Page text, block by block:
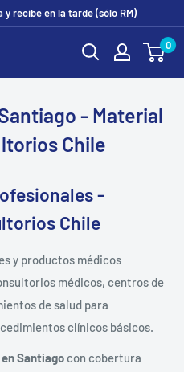
y recibe en la tarde (sólo RM)
0
- Material
Chile
-
Chile
y productos médicos
médicos, centros de
de salud para
clínicos básicos.
Santiago con cobertura